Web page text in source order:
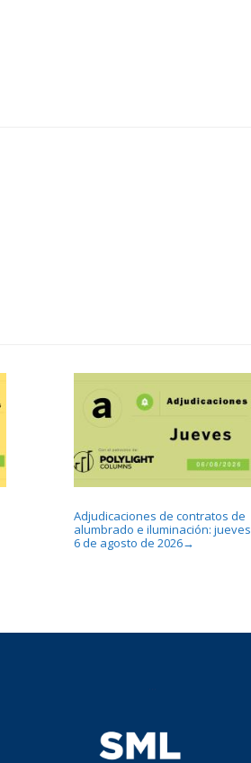
Adjudicaciones de contratos de
alumbrado e iluminación: jueves
6 de agosto de 2026→